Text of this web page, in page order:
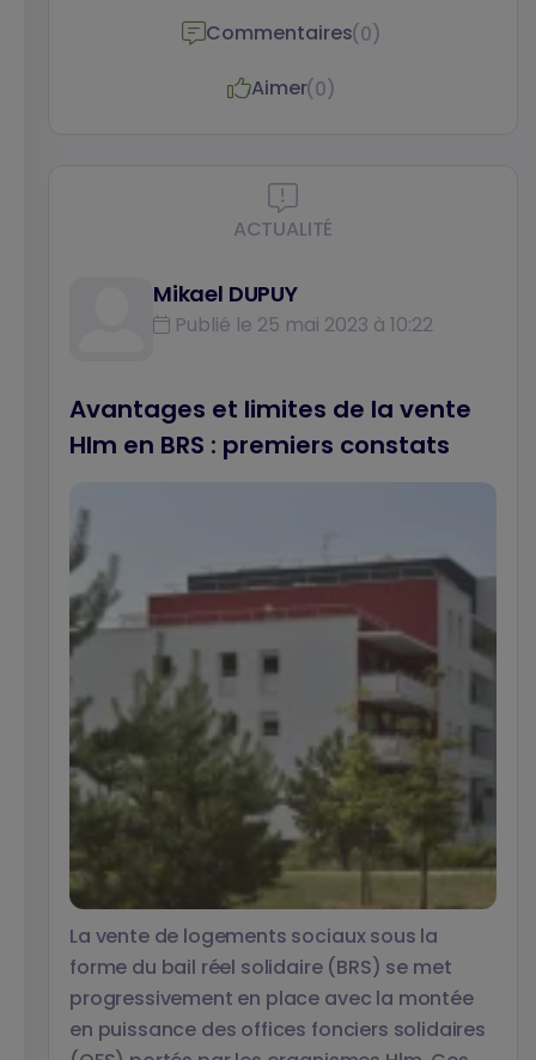
bailleurs d’anciens logements HLM dans un
article pour Métropolitiques.
Commentaires(0)
Aimer(0)
ACTUALITÉ
Mikael DUPUY
Publié le 25 mai 2023 à 10:22
Avantages et limites de la vente
Hlm en BRS : premiers constats
La vente de logements sociaux sous la
forme du bail réel solidaire (BRS) se met
progressivement en place avec la montée
en puissance des offices fonciers solidaires